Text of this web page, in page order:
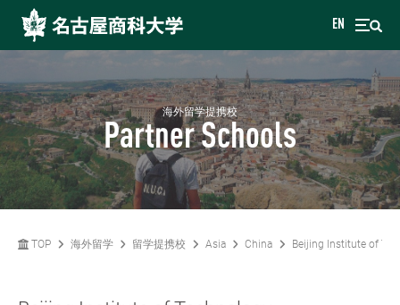
EN
海外留学提携校
Partner Schools
TOP 海外留学 留学提携校 Asia China Beijing Institute of